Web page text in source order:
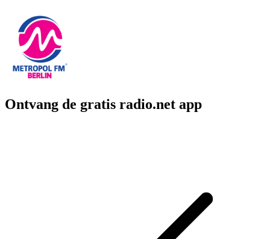
Ontvang de gratis radio.net app